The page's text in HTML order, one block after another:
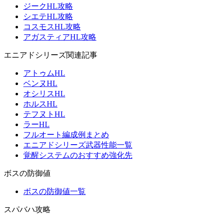
ジークHL攻略
シエテHL攻略
コスモスHL攻略
アガスティアHL攻略
エニアドシリーズ関連記事
アトゥムHL
ベンヌHL
オシリスHL
ホルスHL
テフヌトHL
ラーHL
フルオート編成例まとめ
エニアドシリーズ武器性能一覧
覚醒システムのおすすめ強化先
ボスの防御値
ボスの防御値一覧
スパバハ攻略